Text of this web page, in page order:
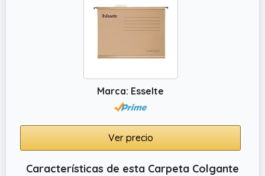
aumentando así su productividad.
✔️ Almacenamiento conveniente. Cada
manera conveniente, facilitando el colgado y
Marca: Esselte
Ver precio
Características de esta Carpeta Colgante